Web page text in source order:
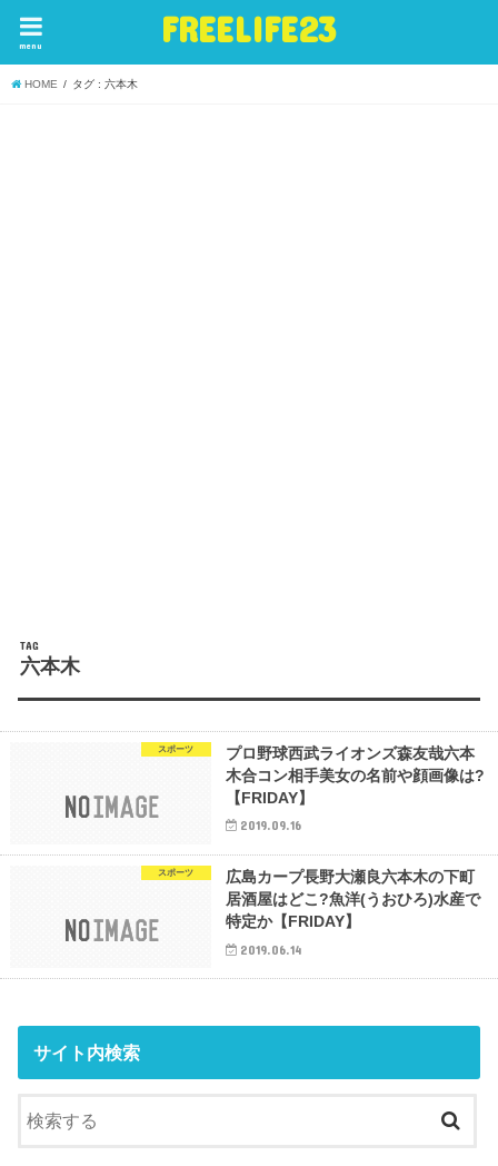
FREELIFE23
menu
HOME タグ : 六本木
TAG
六本木
スポーツ
プロ野球西武ライオンズ森友哉六本
木合コン相手美女の名前や顔画像は?
【FRIDAY】
2019.09.16
スポーツ
広島カープ長野大瀬良六本木の下町
居酒屋はどこ?魚洋(うおひろ)水産で
特定か【FRIDAY】
2019.06.14
サイト内検索